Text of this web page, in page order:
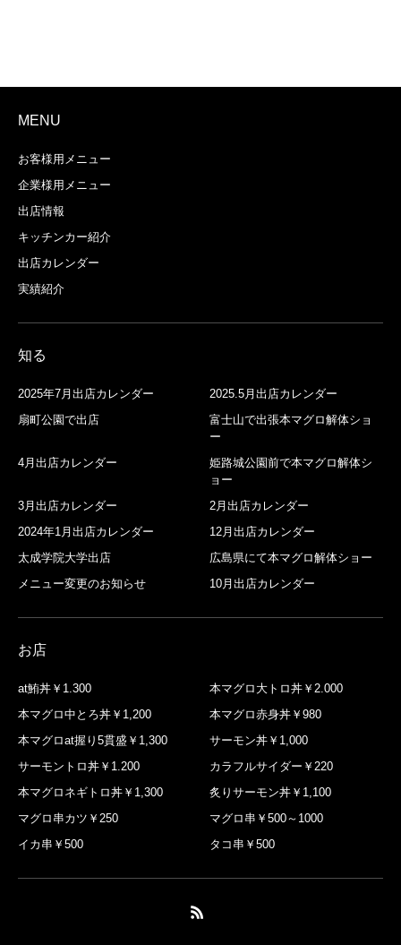
MENU
お客様用メニュー
企業様用メニュー
出店情報
キッチンカー紹介
出店カレンダー
実績紹介
知る
2025年7月出店カレンダー
2025.5月出店カレンダー
扇町公園で出店
富士山で出張本マグロ解体ショ
ー
4月出店カレンダー
姫路城公園前で本マグロ解体シ
ョー
3月出店カレンダー
2月出店カレンダー
2024年1月出店カレンダー
12月出店カレンダー
太成学院大学出店
広島県にて本マグロ解体ショー
メニュー変更のお知らせ
10月出店カレンダー
お店
at鮪丼￥1.300
本マグロ大トロ丼￥2.000
本マグロ中とろ丼￥1,200
本マグロ赤身丼￥980
本マグロat握り5貫盛￥1,300
サーモン丼￥1,000
サーモントロ丼￥1.200
カラフルサイダー￥220
本マグロネギトロ丼￥1,300
炙りサーモン丼￥1,100
マグロ串カツ￥250
マグロ串￥500～1000
イカ串￥500
タコ串￥500